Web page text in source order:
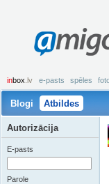
inbox .lv e-pasts spēles
Blogi Atbildes
Autorizācija
E-pasts
Parole